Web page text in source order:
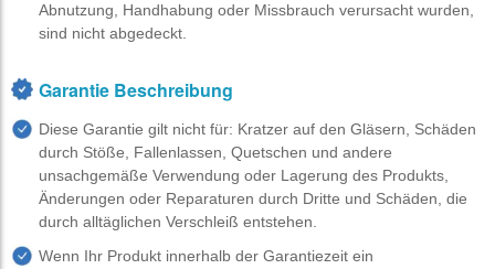
Abnutzung, Handhabung oder Missbrauch verursacht wurden,
sind nicht abgedeckt.
Garantie Beschreibung
Diese Garantie gilt nicht für: Kratzer auf den Gläsern, Schäden
durch Stöße, Fallenlassen, Quetschen und andere
unsachgemäße Verwendung oder Lagerung des Produkts,
Änderungen oder Reparaturen durch Dritte und Schäden, die
durch alltäglichen Verschleiß entstehen.
Wenn Ihr Produkt innerhalb der Garantiezeit ein